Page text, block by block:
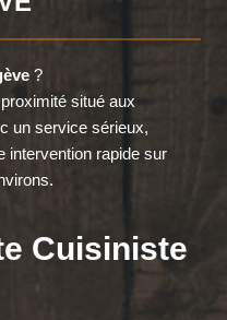
?
situé aux
un service sérieux,
intervention rapide sur
Cuisiniste